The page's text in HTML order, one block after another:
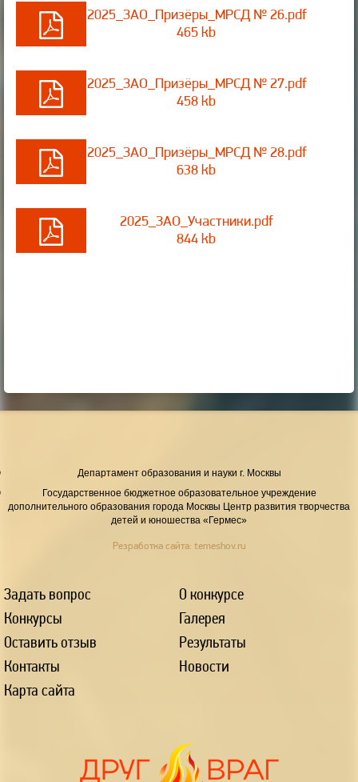
2025_ЗАО_Призёры_МРСД № 26.pdf
465 kb
2025_ЗАО_Призёры_МРСД № 27.pdf
458 kb
2025_ЗАО_Призёры_МРСД № 28.pdf
638 kb
2025_ЗАО_Участники.pdf
844 kb
Департамент образования и науки г. Москвы
Государственное бюджетное образовательное учреждение
дополнительного образования города Москвы Центр развития творчества
детей и юношества «Гермес»
Резработка сайта: temeshov.ru
Задать вопрос
О конкурсе
Конкурсы
Галерея
Оставить отзыв
Результаты
Контакты
Новости
Карта сайта